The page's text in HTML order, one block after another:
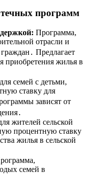
программ
Программа,
отрасли и
Предлагает
приобретения жилья в
семей с детьми,
ставку для
зависят от
жителей сельской
процентную ставку
жилья в сельской
семей в